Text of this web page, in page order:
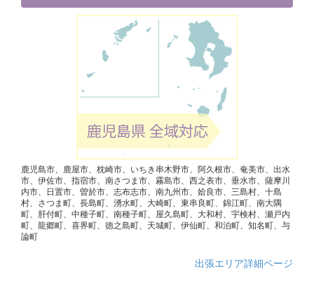
鹿児島市、鹿屋市、枕崎市、いちき串木野市、阿久根市、奄美市、出水
市、伊佐市、指宿市、南さつま市、霧島市、西之表市、垂水市、薩摩川
内市、日置市、曽於市、志布志市、南九州市、姶良市、三島村、十島
村、さつま町、長島町、湧水町、大崎町、東串良町、錦江町、南大隅
町、肝付町、中種子町、南種子町、屋久島町、大和村、宇検村、瀬戸内
町、龍郷町、喜界町、徳之島町、天城町、伊仙町、和泊町、知名町、与
論町
出張エリア詳細ページ